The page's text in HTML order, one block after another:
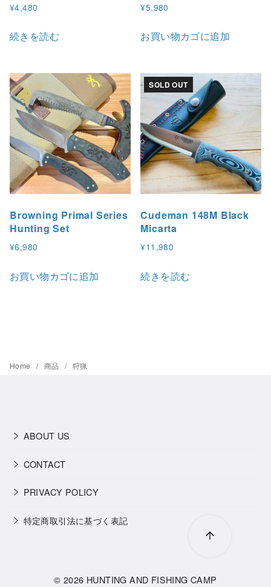
¥4,480
続きを読む
¥5,980
お買い物カゴに追加
Browning Primal Series
Hunting Set
¥6,980
お買い物カゴに追加
SOLD OUT
Cudeman 148M Black
Micarta
¥11,980
続きを読む
Home 商品 狩猟
ABOUT US
CONTACT
PRIVACY POLICY
特定商取引法に基づく表記
© 2026 HUNTING AND FISHING CAMP